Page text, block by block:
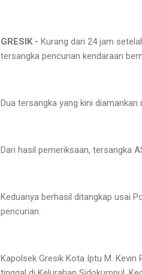
GRESIK - Kurang dari 24 jam
tersangka pencurian kendaraan
Dua tersangka yang kini
Dari hasil pemeriksaan, tersangka
Keduanya berhasil ditangkap usai
pencurian.
Kapolsek Gresik Kota Iptu M.